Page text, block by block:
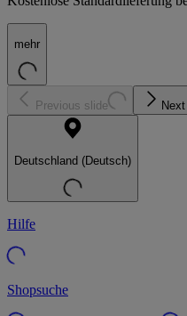
mehr
Previous slide
Deutschland (Deutsch)
Hilfe
Shopsuche